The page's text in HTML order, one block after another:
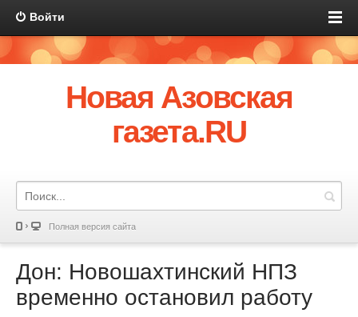
Войти
Новая Азовская
газета.RU
Полная версия сайта
Дон: Новошахтинский НПЗ
временно остановил работу